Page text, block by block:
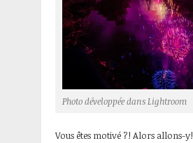
Photo développée dans Lightroom
Vous êtes motivé ?! Alors allons-y!